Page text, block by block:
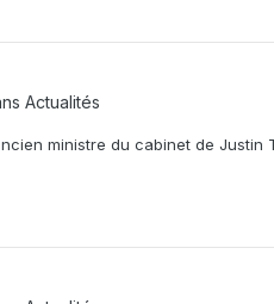
Actualités
ministre du cabinet de